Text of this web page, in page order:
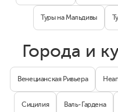
Туры на Мальдивы
Города и
Венецианская Ривьера
Сицилия Валь-Гардена